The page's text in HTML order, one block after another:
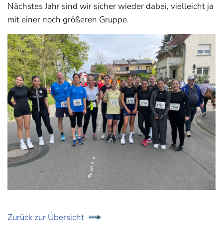
Nächstes Jahr sind wir sicher wieder dabei, vielleicht ja
mit einer noch größeren Gruppe.
Zurück zur Übersicht